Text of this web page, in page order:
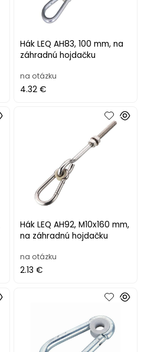
Hák LEQ AH83, 100 mm, na
záhradnú hojdačku
na otázku
4.32 €
Hák LEQ AH92, M10x160 mm,
na záhradnú hojdačku
na otázku
2.13 €